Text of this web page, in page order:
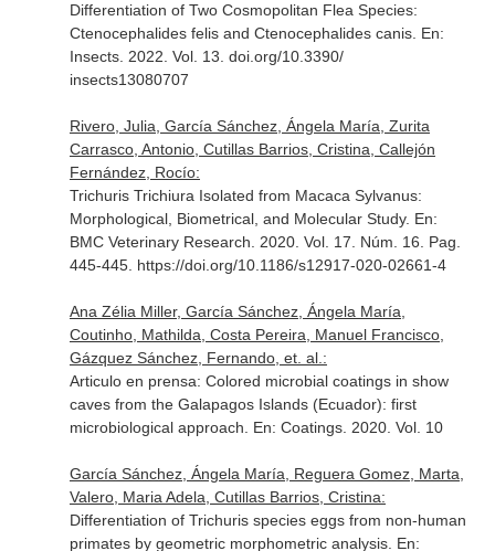
Differentiation of Two Cosmopolitan Flea Species:
Ctenocephalides felis and Ctenocephalides canis. En:
Insects. 2022. Vol. 13. doi.org/10.3390/
insects13080707
Rivero, Julia, García Sánchez, Ángela María, Zurita
Carrasco, Antonio, Cutillas Barrios, Cristina, Callejón
Fernández, Rocío:
Trichuris Trichiura Isolated from Macaca Sylvanus:
Morphological, Biometrical, and Molecular Study. En:
BMC Veterinary Research . 2020. Vol. 17. Núm. 16. Pag.
445-445. https://doi.org/10.1186/s12917-020-02661-4
Ana Zélia Miller, García Sánchez, Ángela María,
Coutinho, Mathilda, Costa Pereira, Manuel Francisco,
Gázquez Sánchez, Fernando, et. al.:
Articulo en prensa: Colored microbial coatings in show
caves from the Galapagos Islands (Ecuador): first
microbiological approach. En: Coatings. 2020. Vol. 10
García Sánchez, Ángela María, Reguera Gomez, Marta,
Valero, Maria Adela, Cutillas Barrios, Cristina:
Differentiation of Trichuris species eggs from non-human
primates by geometric morphometric analysis. En: